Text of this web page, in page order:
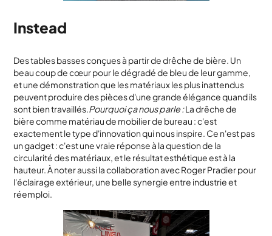
Instead
Des tables basses conçues à partir de drêche de bière. Un
beau coup de cœur pour le dégradé de bleu de leur gamme,
et une démonstration que les matériaux les plus inattendus
peuvent produire des pièces d'une grande élégance quand ils
sont bien travaillés.Pourquoi ça nous parle :La drêche de
bière comme matériau de mobilier de bureau : c'est
exactement le type d'innovation qui nous inspire. Ce n'est pas
un gadget : c'est une vraie réponse à la question de la
circularité des matériaux, et le résultat esthétique est à la
hauteur. À noter aussi la collaboration avec Roger Pradier pour
l'éclairage extérieur, une belle synergie entre industrie et
réemploi.